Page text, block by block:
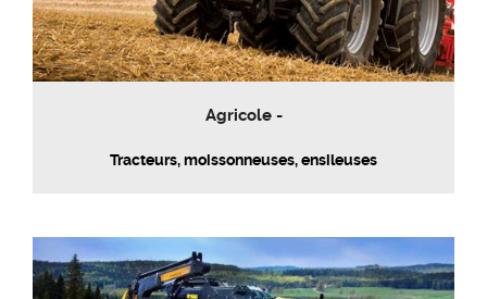
Agricole -
Tracteurs, moissonneuses, ensileuses